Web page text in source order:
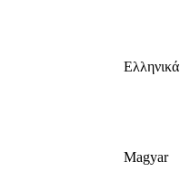
Ελληνικά
Magyar